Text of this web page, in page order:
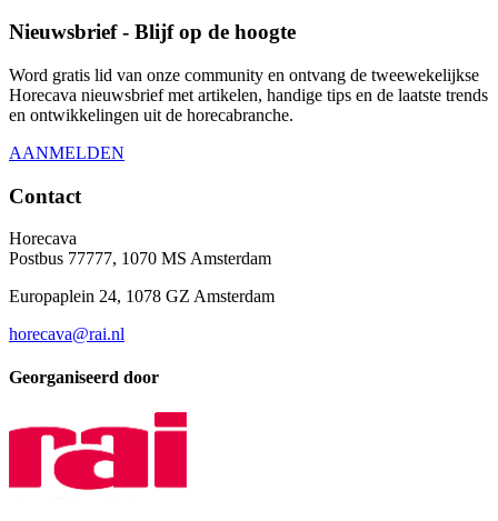
Nieuwsbrief - Blijf op de hoogte
Word gratis lid van onze community en ontvang de tweewekelijkse
Horecava nieuwsbrief met artikelen, handige tips en de laatste trends
en ontwikkelingen uit de horecabranche.
AANMELDEN
Contact
Horecava
Postbus 77777, 1070 MS Amsterdam
Europaplein 24, 1078 GZ Amsterdam
horecava@rai.nl
Georganiseerd door